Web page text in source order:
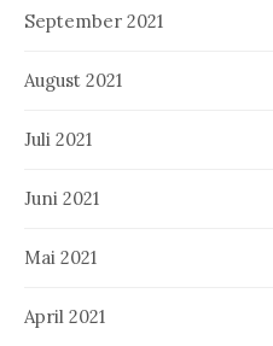
September 2021
August 2021
Juli 2021
Juni 2021
Mai 2021
April 2021